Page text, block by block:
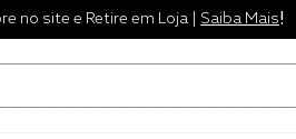
no site e Retire em Loja | Saiba Mais!